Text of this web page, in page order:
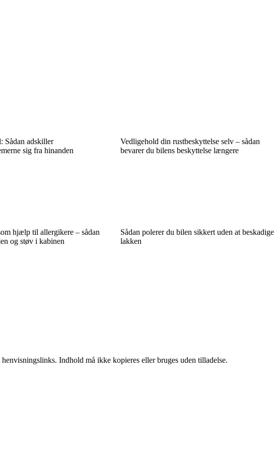
Sådan adskiller
sig fra hinanden
Vedligehold din rustbeskyttelse selv – sådan
bevarer du bilens beskyttelse længere
hjælp til allergikere – sådan
og støv i kabinen
Sådan polerer du bilen sikkert uden at beskadige
lakken
Indhold må ikke kopieres eller bruges uden tilladelse.